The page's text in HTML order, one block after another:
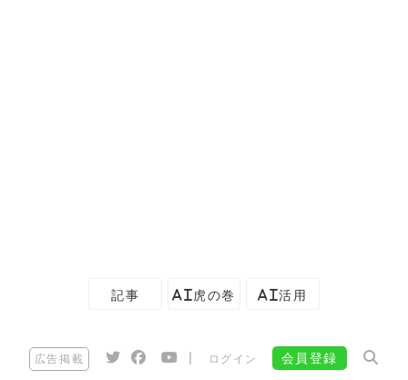
記事 AI虎の巻 AI活用
広告掲載 ログイン 会員登録